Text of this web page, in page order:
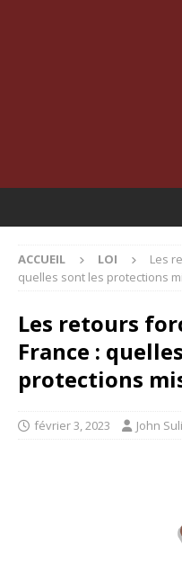
ACCUEIL LOI
Les
quelles sont les protections
Les retours
France :
protections
février 3, 2023 John